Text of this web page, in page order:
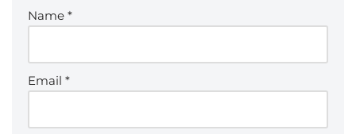
Name *
Email *